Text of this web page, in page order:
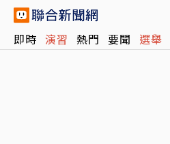
即時 演習 熱門 要聞 選舉